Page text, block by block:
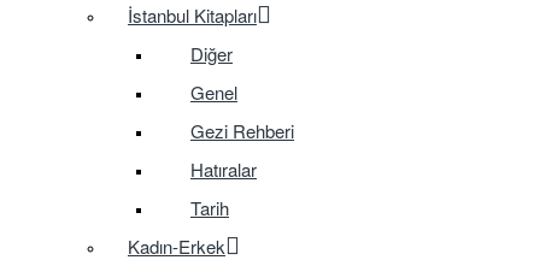
İstanbul Kitapları
Diğer
Genel
Gezi Rehberi
Hatıralar
Tarih
Kadın-Erkek